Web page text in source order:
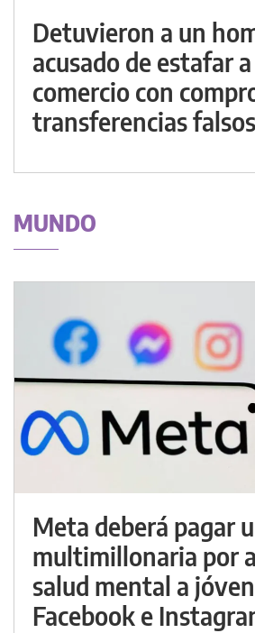
Detuvieron a un
acusado de estafar
comercio con
transferencias falsos
MUNDO
Meta deberá pagar
multimillonaria por
salud mental a
Facebook e